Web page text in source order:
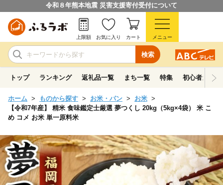
令和８年熊本地震 災害支援寄付受付について
検索
上限額 お気に入り カート メニュー
トップ ランキング 返礼品一覧 まち一覧 特集 初心者ガイド
ホーム ものから探す お米・パン
お米
【令和7年産】 精米 食味鑑定士厳選 夢つくし 20kg（5kg×4袋） 米 こ
め コメ お米 単一原料米